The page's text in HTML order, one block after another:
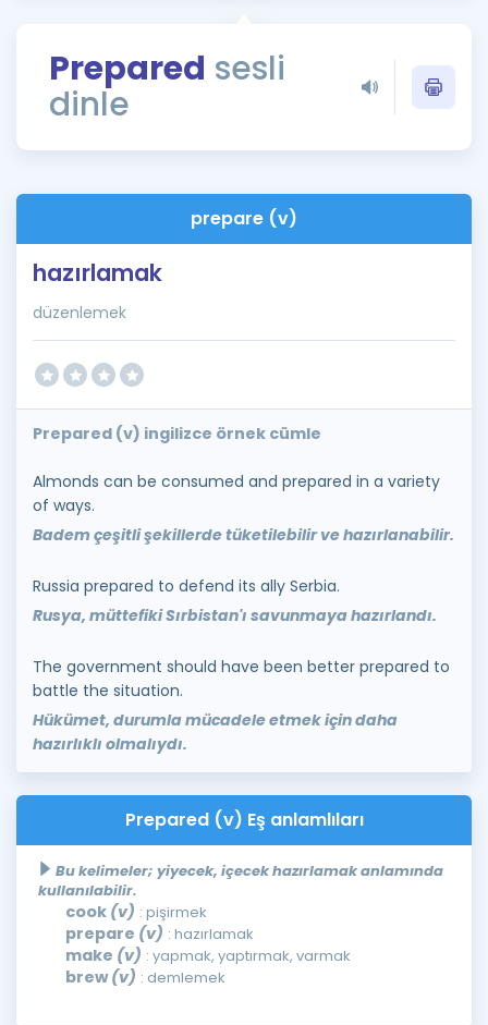
Rehberlik Aracı
ÖSYM Sınav Takvimi
İngilizce Gramer
Prepared sesli
dinle
prepare (v)
hazırlamak
düzenlemek
Prepared (v) ingilizce örnek cümle
Almonds can be consumed and prepared in a variety
of ways.
Badem çeşitli şekillerde tüketilebilir ve hazırlanabilir.
Russia prepared to defend its ally Serbia.
Rusya, müttefiki Sırbistan'ı savunmaya hazırlandı.
The government should have been better prepared to
battle the situation.
Hükümet, durumla mücadele etmek için daha
hazırlıklı olmalıydı.
Prepared (v) Eş anlamlıları
Bu kelimeler; yiyecek, içecek hazırlamak anlamında
kullanılabilir.
cook (v) : pişirmek
prepare (v) : hazırlamak
make (v) : yapmak, yaptırmak, varmak
brew(v) : demlemek